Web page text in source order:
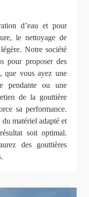
d’eau et pour
le nettoyage de
Notre société
pour proposer des
que vous ayez une
pendante ou une
de la gouttière
sa performance.
matériel adapté et
soit optimal.
des gouttières